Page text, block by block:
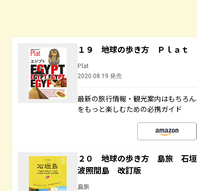
１９ 地球の歩き方 Ｐｌａｔ
Plat
2020.08.19 発売
最新の旅行情報・観光案内はもちろ
をもっと楽しむための必携ガイド
２０ 地球の歩き方 島旅 石
波照間島 改訂版
島旅